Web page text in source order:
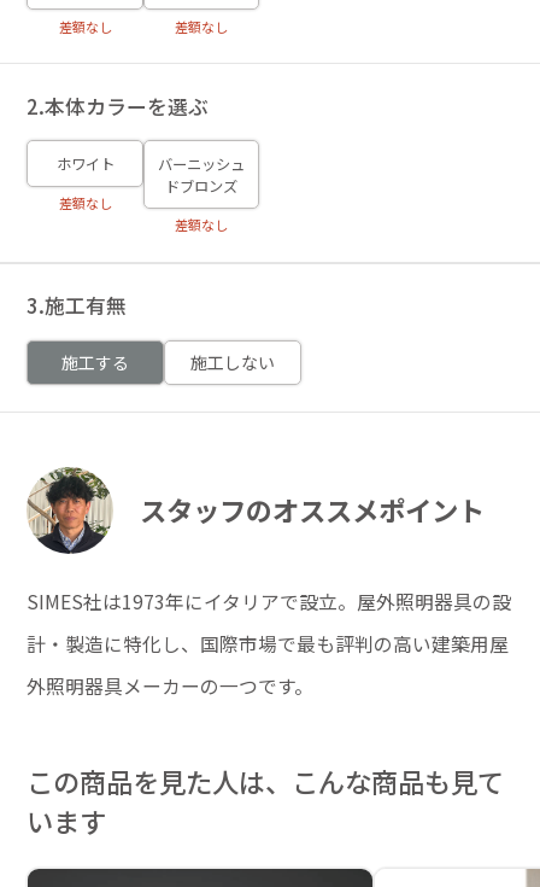
差額なし 差額なし
2.本体カラーを選ぶ
ホワイト
差額なし
バーニッシュ
ドブロンズ
差額なし
3.施工有無
施工する 施工しない
スタッフのオススメポイント
SIMES社は1973年にイタリアで設立。屋外照明器具の設
計・製造に特化し、国際市場で最も評判の高い建築用屋
外照明器具メーカーの一つです。
この商品を見た人は、こんな商品も見て
います